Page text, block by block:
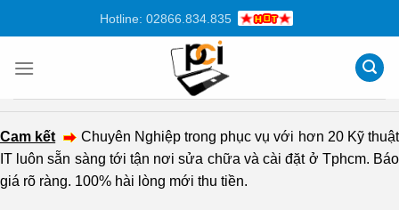
dung
Hotline: 02866.834.835
Cam kết
Chuyên Nghiệp trong phục vụ với hơn 20 Kỹ thuật
IT luôn sẵn sàng tới tận nơi sửa chữa và cài đặt ở Tphcm. Báo
giá rõ ràng. 100% hài lòng mới thu tiền.